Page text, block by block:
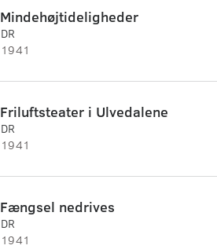
Mindehøjtideligheder
DR
1941
Friluftsteater i Ulvedalene
DR
1941
Fængsel nedrives
DR
1941